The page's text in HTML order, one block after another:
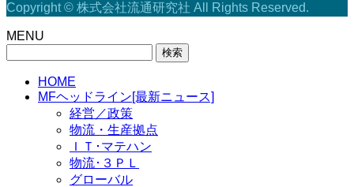
Copyright © 株式会社流通研究社 All Rights Reserved.
MENU
HOME
MFヘッドライン[最新ニュース]
経営／政策
物流・生産拠点
ＩＴ･マテハン
物流･３ＰＬ
グローバル